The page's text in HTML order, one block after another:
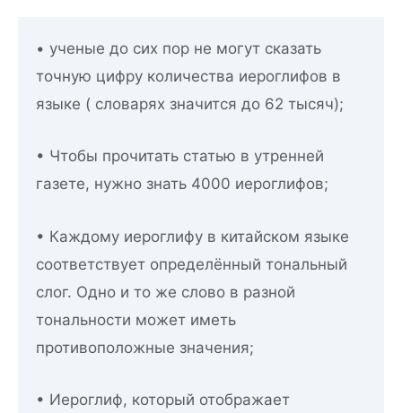
• ученые до сих пор не могут сказать
точную цифру количества иероглифов в
языке ( словарях значится до 62 тысяч);
• Чтобы прочитать статью в утренней
газете, нужно знать 4000 иероглифов;
• Каждому иероглифу в китайском языке
соответствует определённый тональный
слог. Одно и то же слово в разной
тональности может иметь
противоположные значения;
• Иероглиф, который отображает